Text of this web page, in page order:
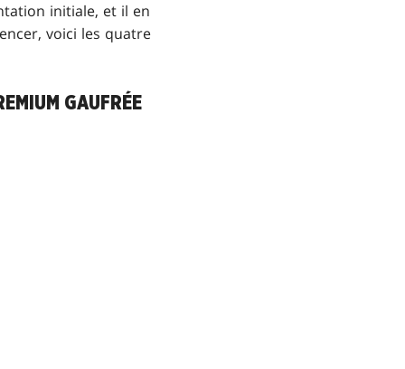
initiale, et il en
voici les quatre
GAUFRÉE